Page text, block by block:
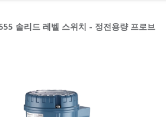
솔리드 레벨 스위치 - 정전용량 프로브